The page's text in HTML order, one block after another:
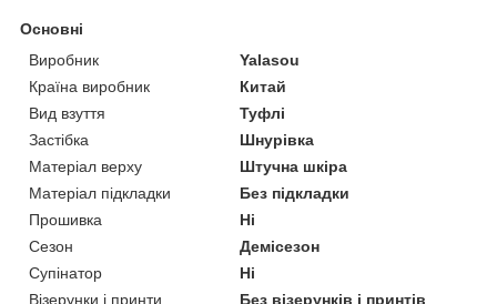
Основні
Виробник
Yalasou
Країна виробник
Китай
Вид взуття
Туфлі
Застібка
Шнурівка
Матеріал верху
Штучна шкіра
Матеріал підкладки
Без підкладки
Прошивка
Ні
Сезон
Демісезон
Супінатор
Ні
Візерунки і принти
Без візерунків і принтів